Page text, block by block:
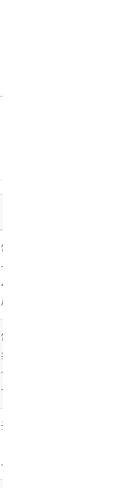
需要深度 QA 领域知识
+ 复杂 infra + 已有
4.8K follower 的成熟
产品。单人难竞争。
需要网络效应 + 买家
卖家双边市场 + 隐私
合规。MVP 都无法验
证。
开源变现路径长。巨头
正在做 native agent。